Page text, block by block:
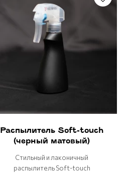
Распылитель Soft-touch
(черный матовый)
Стильный и лаконичный
распылитель Soft-touch